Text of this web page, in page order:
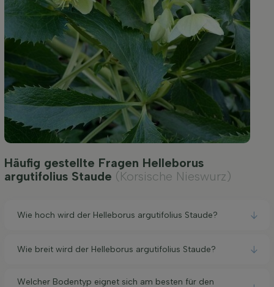
Häufig gestellte Fragen Helleborus
argutifolius Staude (Korsische Nieswurz)
Wie hoch wird der Helleborus argutifolius Staude?
Wie breit wird der Helleborus argutifolius Staude?
Welcher Bodentyp eignet sich am besten für den